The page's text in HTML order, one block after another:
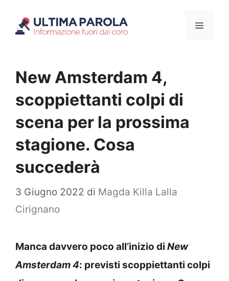
Menu
New Amsterdam 4,
scoppiettanti colpi di
scena per la prossima
stagione. Cosa
succederà
3 Giugno 2022 di Magda Killa Lalla
Cirignano
Manca davvero poco all’inizio di New
Amsterdam 4: previsti scoppiettanti colpi